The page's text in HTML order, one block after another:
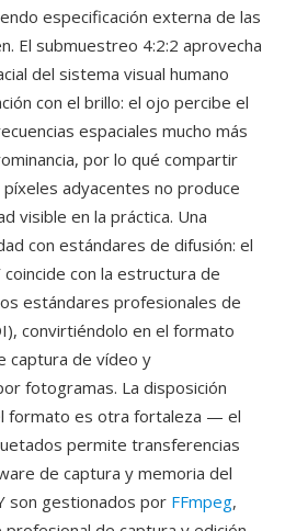
especificación externa de las
El submuestreo 4:2:2 aprovecha
del sistema visual humano
con el brillo: el ojo percibe el
espaciales mucho más
por lo qué compartir
adyacentes no produce
visible en la práctica. Una
con estándares de difusión: el
con la estructura de
estándares profesionales de
convirtiéndolo en el formato
captura de vídeo y
fotogramas. La disposición
formato es otra fortaleza — el
permite transferencias
de captura y memoria del
son gestionados por FFmpeg,